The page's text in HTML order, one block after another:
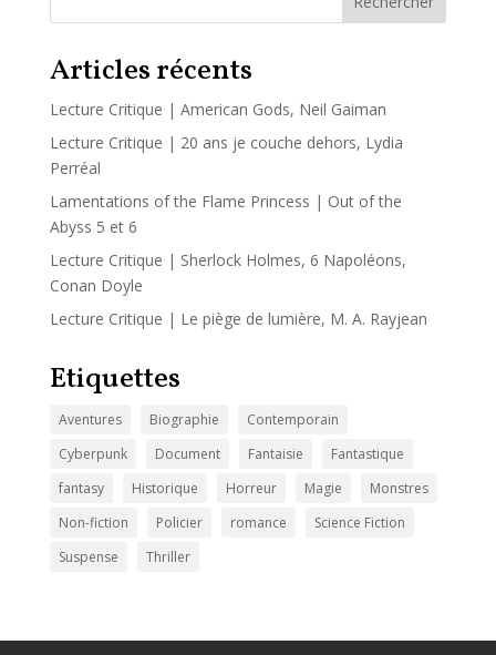
Articles récents
Lecture Critique | American Gods, Neil Gaiman
Lecture Critique | 20 ans je couche dehors, Lydia
Perréal
Lamentations of the Flame Princess | Out of the
Abyss 5 et 6
Lecture Critique | Sherlock Holmes, 6 Napoléons,
Conan Doyle
Lecture Critique | Le piège de lumière, M. A. Rayjean
Etiquettes
Aventures Biographie
Contemporain
Cyberpunk
Document Fantaisie
Fantastique
fantasy
Historique Horreur Magie
Monstres
Non-fiction
Policier romance
Science Fiction
Suspense
Thriller